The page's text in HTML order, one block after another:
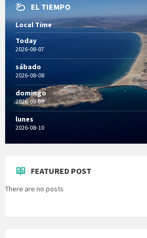
EL TIEMPO
Local Time
Today
2026-08-07
sábado
2026-08-08
domingo
2026-08-09
lunes
2026-08-10
FEATURED POST
There are no posts